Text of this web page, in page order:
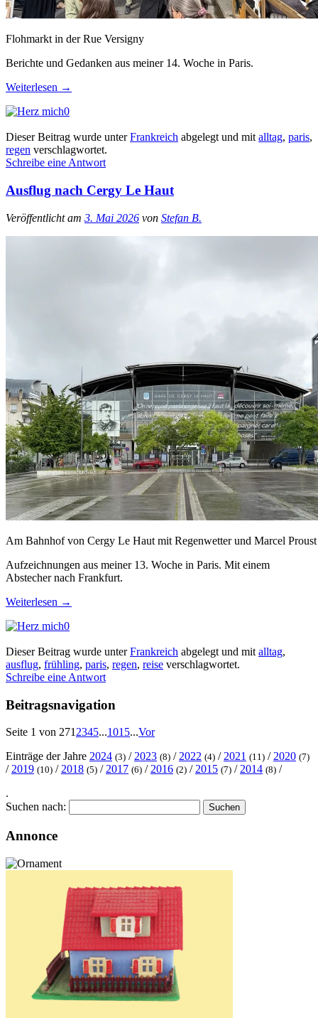
Flohmarkt in der Rue Versigny
Berichte und Gedanken aus meiner 14. Woche in Paris.
Weiterlesen →
0
Dieser Beitrag wurde unterFrankreich abgelegt und mitalltag, paris,
regen verschlagwortet.
Schreibe eine Antwort
Ausflug nach Cergy Le Haut
Veröffentlicht am 3. Mai 2026 von Stefan B.
Am Bahnhof von Cergy Le Haut mit Regenwetter und Marcel Proust
Aufzeichnungen aus meiner 13. Woche in Paris. Mit einem
Abstecher nach Frankfurt.
Weiterlesen →
0
Dieser Beitrag wurde unterFrankreich abgelegt und mit alltag,
ausflug, frühling, paris, regen, reise verschlagwortet.
Schreibe eine Antwort
Beitragsnavigation
Seite 1 von 271 2345...1015...Vor
Einträge der Jahre 2024 (3) / 2023 (8) / 2022 (4) / 2021 (11) / 2020 (7)
/ 2019 (10) / 2018 (5) / 2017 (6) / 2016 (2) / 2015 (7) / 2014 (8) /
.
Suchen nach:
Annonce